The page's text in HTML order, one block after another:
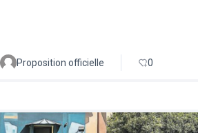
Proposition officielle 0